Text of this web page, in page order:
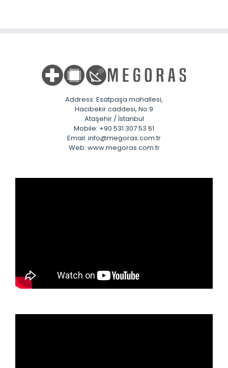
Address: Esatpaşa mahallesi,
Hacıbekir caddesi, No:9
Ataşehir / İstanbul
Mobile: +90 531 307 53 61
Email: info@megoras.com.tr
Web: www.megoras.com.tr